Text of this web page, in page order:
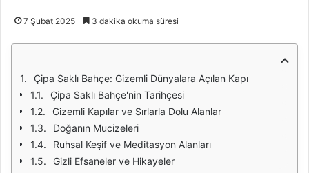
7 Şubat 2025 3 dakika okuma süresi
Çipa Saklı Bahçe: Gizemli Dünyalara Açılan Kapı
Çipa Saklı Bahçe'nin Tarihçesi
Gizemli Kapılar ve Sırlarla Dolu Alanlar
Doğanın Mucizeleri
Ruhsal Keşif ve Meditasyon Alanları
Gizli Efsaneler ve Hikayeler